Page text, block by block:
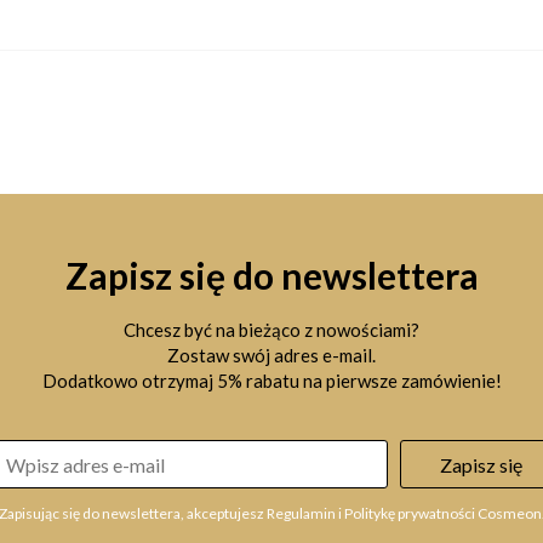
Zapisz się do newslettera
Chcesz być na bieżąco z nowościami?
Zostaw swój adres e-mail.
Dodatkowo otrzymaj 5% rabatu na pierwsze zamówienie!
Zapisz się
Zapisując się do newslettera, akceptujesz Regulamin i Politykę prywatności